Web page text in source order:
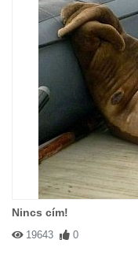
Nincs cím!
19643 0